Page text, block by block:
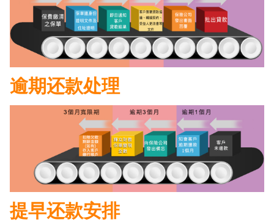
逾期还款处理
提早还款安排